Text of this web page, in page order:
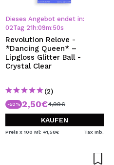
Dieses Angebot endet in:
02Tag 21 h:09m:50s
Revolution Relove -
*Dancing Queen* –
Lipgloss Glitter Ball -
Crystal Clear
(2)
-50% 2,50€4,99€
KAUFEN
Preis x 100 Ml: 41,58€ Tax Inb.